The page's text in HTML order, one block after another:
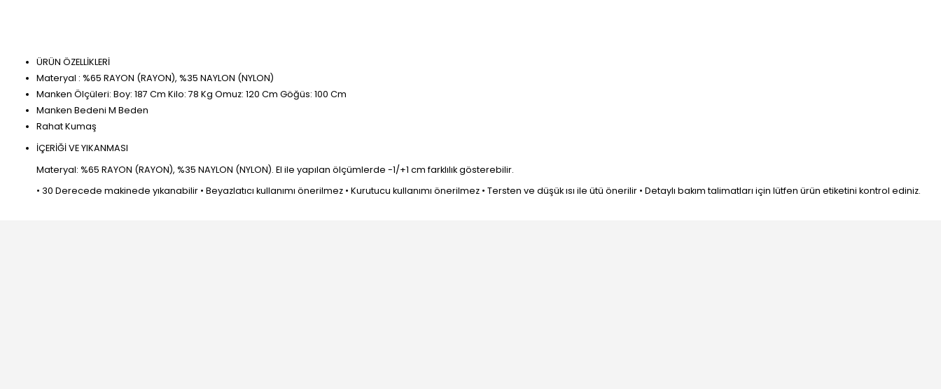
ÜRÜN ÖZELLİKLERİ
Materyal : %65 RAYON (RAYON), %35 NAYLON (NYLON)
Manken Ölçüleri: Boy: 187 Cm Kilo: 78 Kg Omuz: 120 Cm Göğüs: 100 Cm
Manken Bedeni M Beden
Rahat Kumaş
İÇERİĞİ VE YIKANMASI
Materyal: %65 RAYON (RAYON), %35 NAYLON (NYLON). El ile yapılan ölçümlerde -1/+1 cm farklılık gösterebilir.
• 30 Derecede makinede yıkanabilir • Beyazlatıcı kullanımı önerilmez • Kurutucu kullanımı önerilmez • Tersten ve düşük ısı ile ütü önerilir • Detaylı bakım talimatları için lütfen ürün etiketini kontrol ediniz.